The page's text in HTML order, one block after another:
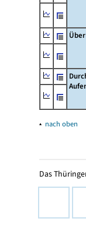
▴ nach oben
Das